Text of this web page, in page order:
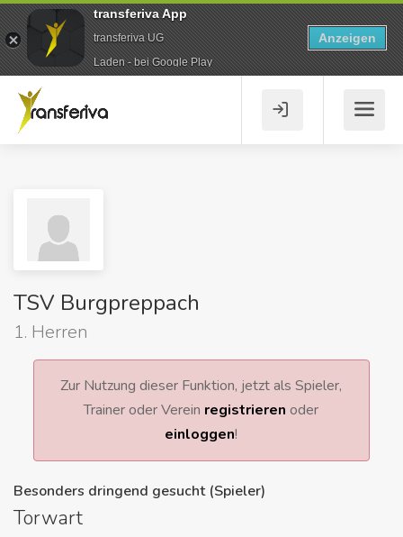
TSV Burgpreppach
1. Herren
Zur Nutzung dieser Funktion, jetzt als Spieler,
Trainer oder Verein registrieren oder
einloggen!
Besonders dringend gesucht (Spieler)
Torwart
transferiva App
transferiva UG
Laden - bei Google Play
Anzeigen